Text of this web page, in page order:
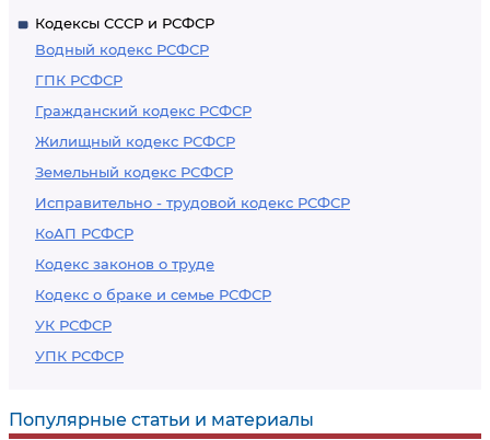
Кодексы СССР и РСФСР
Водный кодекс РСФСР
ГПК РСФСР
Гражданский кодекс РСФСР
Жилищный кодекс РСФСР
Земельный кодекс РСФСР
Исправительно - трудовой кодекс РСФСР
КоАП РСФСР
Кодекс законов о труде
Кодекс о браке и семье РСФСР
УК РСФСР
УПК РСФСР
Популярные статьи и материалы